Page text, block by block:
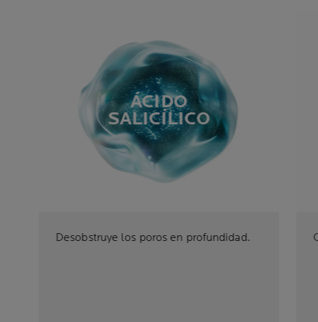
ÁCIDO
SALICÍLICO
Desobstruye los poros en profundidad.